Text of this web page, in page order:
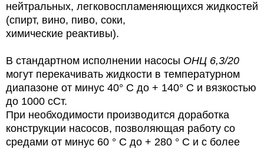
нейтральных, легковоспламеняющихся жидкостей
(спирт, вино, пиво, соки,
химические реактивы).
В стандартном исполнении насосы ОНЦ 6,3/20
могут перекачивать жидкости в температурном
диапазоне от минус 40° С до + 140° С и вязкостью
до 1000 сСт.
При необходимости производится доработка
конструкции насосов, позволяющая работу со
средами от минус 60 ° С до + 280 ° С и с более